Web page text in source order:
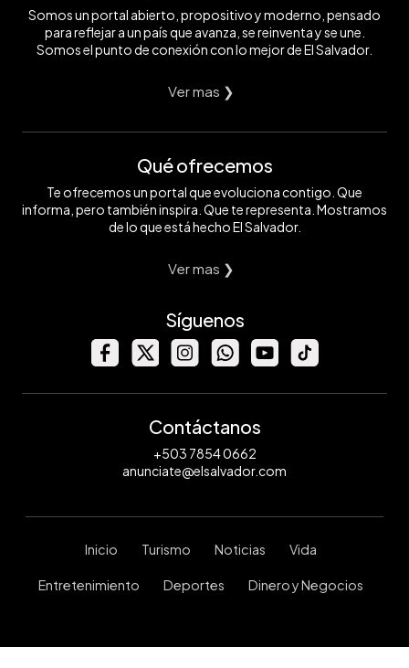
Somos un portal abierto, propositivo y moderno, pensado
para reflejar a un país que avanza, se reinventa y se une.
Somos el punto de conexión con lo mejor de El Salvador.
Ver mas ❯
Qué ofrecemos
Te ofrecemos un portal que evoluciona contigo. Que
informa, pero también inspira. Que te representa. Mostramos
de lo que está hecho El Salvador.
Ver mas ❯
Síguenos
Contáctanos
+503 7854 0662
anunciate@elsalvador.com
Inicio Turismo Noticias Vida
Entretenimiento Deportes Dinero y Negocios